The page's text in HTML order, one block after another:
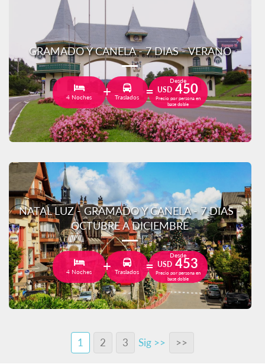
GRAMADO Y CANELA - 7 DIAS - VERANO
4 Noches Traslados
Desde
USD 450
Precio por persona en
base doble
NATAL LUZ - GRAMADO Y CANELA - 7 DIAS -
OCTUBRE A DICIEMBRE
4 Noches Traslados
Desde
USD 453
Precio por persona en
base doble
1 2 3 Sig >> >>